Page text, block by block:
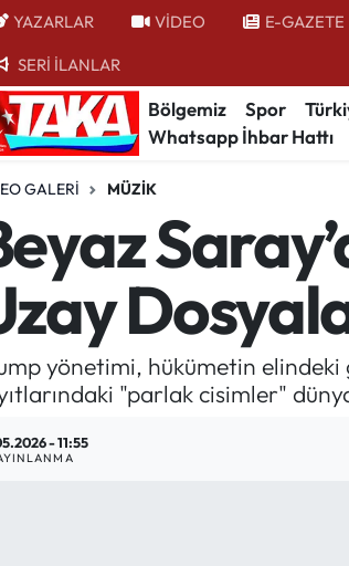
YAZARLAR VİDEO E-GAZETE
SERİ İLANLAR
Bölgemiz Spor
Whatsapp İhbar Hattı
GALERI MÜZIK
yönetimi, hükümetin elindeki
"parlak cisimler"
- 11:55
Eczaneler
Durumu
Yoğunluk Haritası
Durumu ve Fikstür
Haberleri